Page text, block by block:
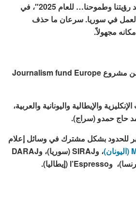
وكتب: “إنجاز جديد يجسّد رؤيتنا وطموحنا… للعام 2025″، في
العمل في سوريا. سرعان ما حذف
مجهولاً.
تمّ إنجاز التحقيق بدعم من مشروع Journalism fund Europe
والإيطالية واليونانية والعربية،
حاج حمدو (سراج).
للحدود بشكل مشترك في وسائل إعلام
، وSIRAJ (سوريا)، وDARAJ